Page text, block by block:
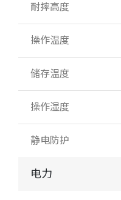
耐摔高度
操作温度
储存温度
操作湿度
静电防护
电力